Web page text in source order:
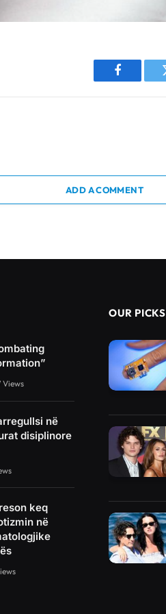
Facebook
ADD A COMMENT
Views
në
disiplinore
keq
në
OUR PICKS